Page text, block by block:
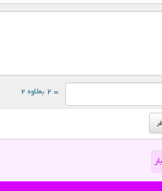
= ۲ بعلاوه ۲